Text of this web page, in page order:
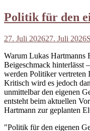
Politik für den
27. Juli 202627. Juli 2026
Warum Lukas Hartmanns
Beigeschmack hinterlässt
werden Politiker vertreten
Kritisch wird es jedoch
unmittelbar den eigenen
entsteht beim aktuellen
Hartmann zur geplanten
"Politik für den eigenen